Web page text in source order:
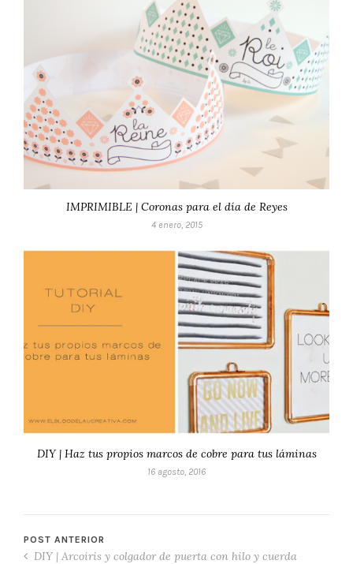
IMPRIMIBLE | Coronas para el día de Reyes
4 enero, 2015
DIY | Haz tus propios marcos de cobre para tus láminas
16 agosto, 2016
POST ANTERIOR
DIY | Arcoiris y colgador de puerta con hilo y cuerda